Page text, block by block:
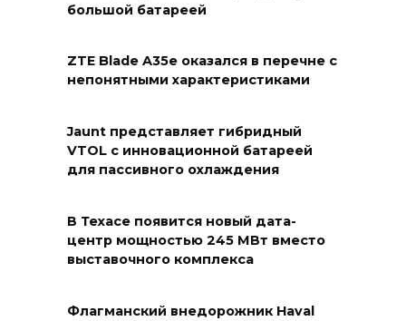
большой батареей
ZTE Blade A35e оказался в перечне с
непонятными характеристиками
Jaunt представляет гибридный
VTOL с инновационной батареей
для пассивного охлаждения
В Техасе появится новый дата-
центр мощностью 245 МВт вместо
выставочного комплекса
Флагманский внедорожник Haval